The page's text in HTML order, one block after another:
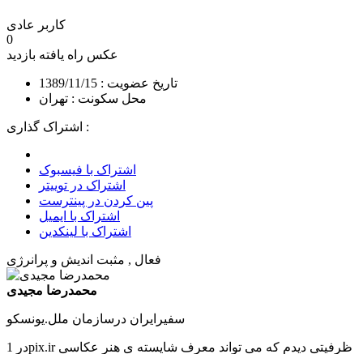
کاربر عادی
0
عکس راه یافته بازدید
تاریخ عضویت : 1389/11/15
محل سکونت : تهران
اشتراک گذاری :
اشتراک با فیسبوک
اشتراک در توییتر
پین کردن در پینترست
اشتراک با ایمیل
اشتراک با لینکدین
فعال , مثبت اندیش و پرانرژی
محمدرضا مجیدی
سفیرایران درسازمان ملل.یونسکو
در 1pix.ir ظرفیتی دیدم که می تواند معرف شایسته ی هنر عکاسی